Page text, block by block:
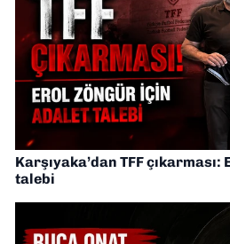
Karşıyaka’dan TFF
talebi